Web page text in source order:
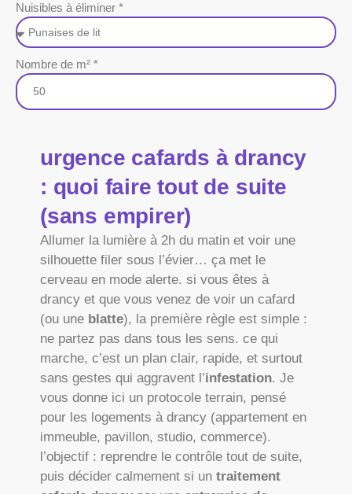
Nuisibles à éliminer *
Nombre de m² *
urgence cafards à drancy
: quoi faire tout de suite
(sans empirer)
Allumer la lumière à 2h du matin et voir une
silhouette filer sous l’évier… ça met le
cerveau en mode alerte. si vous êtes à
drancy et que vous venez de voir un cafard
(ou une blatte), la première règle est simple :
ne partez pas dans tous les sens. ce qui
marche, c’est un plan clair, rapide, et surtout
sans gestes qui aggravent l’infestation. Je
vous donne ici un protocole terrain, pensé
pour les logements à drancy (appartement en
immeuble, pavillon, studio, commerce).
l’objectif : reprendre le contrôle tout de suite,
puis décider calmement si un traitement